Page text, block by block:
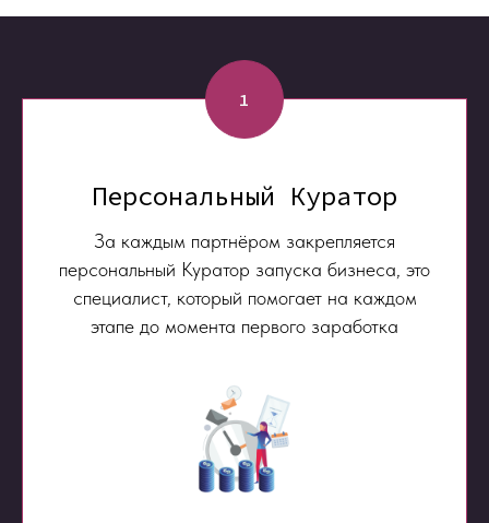
1
Персональный Куратор
За каждым партнёром закрепляется
персональный Куратор запуска бизнеса, это
специалист, который помогает на каждом
этапе до момента первого заработка